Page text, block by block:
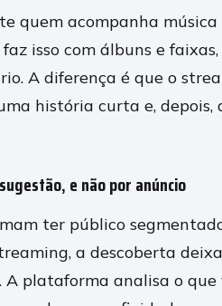
quem acompanha
isso com álbuns e
A diferença é que o
história curta e,
e não por anúncio
ter público
a descoberta
A plataforma analisa o que